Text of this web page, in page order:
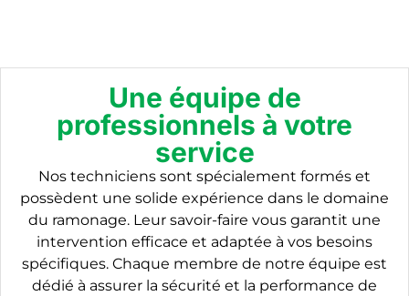
Une équipe de
professionnels à votre
service
Nos techniciens sont spécialement formés et
possèdent une solide expérience dans le domaine
du ramonage. Leur savoir-faire vous garantit une
intervention efficace et adaptée à vos besoins
spécifiques. Chaque membre de notre équipe est
dédié à assurer la sécurité et la performance de